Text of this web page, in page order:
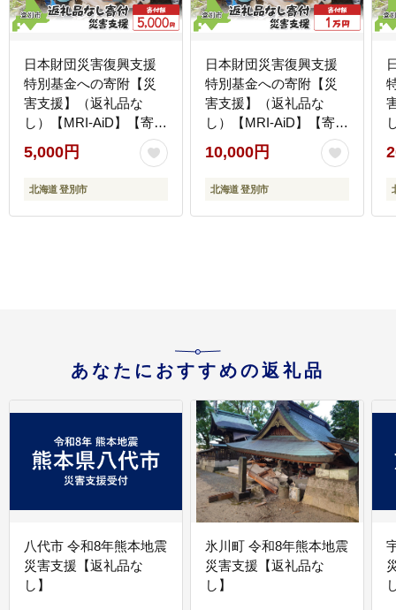
日本財団災害復興支援
特別基金への寄附【災
害支援】（返礼品な
し）【MRI-AiD】【寄付
額：5000円】【pr-0901-
3】
5,000円
北海道 登別市
日本財団災害復興支援
特別基金への寄附【災
害支援】（返礼品な
し）【MRI-AiD】【寄付
額：1万円】【pr-0901-
4】
10,000円
北海道 登別市
あなたにおすすめの返礼品
八代市 令和8年熊本地震
災害支援【返礼品な
し】
氷川町 令和8年熊本地震
災害支援【返礼品な
し】